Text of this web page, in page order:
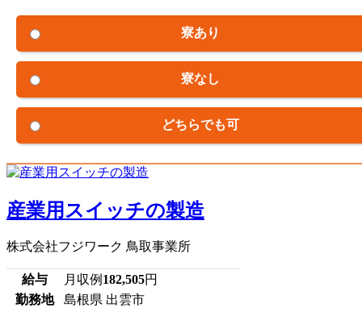
寮あり
寮なし
どちらでも可
産業用スイッチの製造
株式会社フジワーク 鳥取事業所
給与 月収例 182,505円
勤務地
島根県 出雲市